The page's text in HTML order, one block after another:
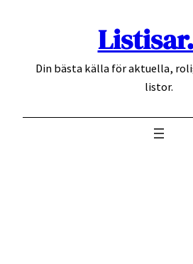
Din bästa källa för aktuella,
listor.